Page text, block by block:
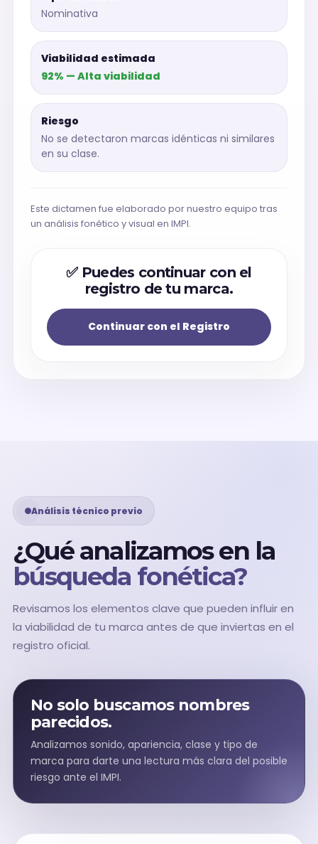
Nominativa
Viabilidad estimada
92% — Alta viabilidad
Riesgo
No se detectaron marcas idénticas ni similares
en su clase.
Este dictamen fue elaborado por nuestro equipo tras
un análisis fonético y visual en IMPI.
✅ Puedes continuar con el
registro de tu marca.
Continuar con el Registro
Análisis técnico previo
¿Qué analizamos en la
búsqueda fonética?
Revisamos los elementos clave que pueden influir en
la viabilidad de tu marca antes de que inviertas en el
registro oficial.
No solo buscamos nombres
parecidos.
Analizamos sonido, apariencia, clase y tipo de
marca para darte una lectura más clara del posible
riesgo ante el IMPI.